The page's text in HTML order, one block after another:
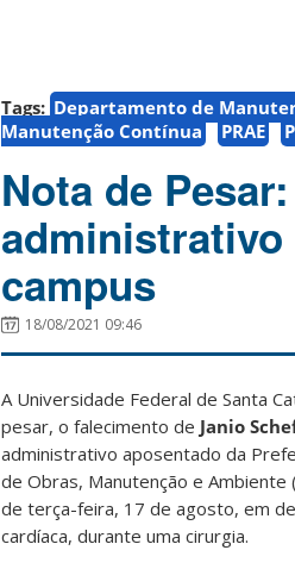
Tags: Departamento de
Manutenção Contínua
PRAE
Nota de
administrativo
campus
18/08/2021 09:46
A Universidade Federal de Santa
pesar, o falecimento de Janio
administrativo aposentado da
de Obras, Manutenção e Ambiente
de terça-feira, 17 de agosto, em
cardíaca, durante uma cirurgia.